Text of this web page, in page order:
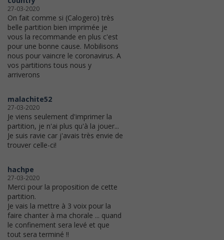
27-03-2020
On fait comme si (Calogero) très
belle partition bien imprimée je
vous la recommande en plus c'est
pour une bonne cause. Mobilisons
nous pour vaincre le coronavirus. A
vos partitions tous nous y
arriverons
malachite52
27-03-2020
Je viens seulement d'imprimer la
partition, je n'ai plus qu'à la jouer...
Je suis ravie car j'avais très envie de
trouver celle-ci!
hachpe
27-03-2020
Merci pour la proposition de cette
partition.
Je vais la mettre à 3 voix pour la
faire chanter à ma chorale ... quand
le confinement sera levé et que
tout sera terminé !!